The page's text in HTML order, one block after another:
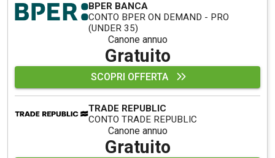
BPER BANCA
CONTO BPER ON DEMAND - PRO
(UNDER 35)
Canone annuo
Gratuito
SCOPRI OFFERTA
TRADE REPUBLIC
CONTO TRADE REPUBLIC
Canone annuo
Gratuito